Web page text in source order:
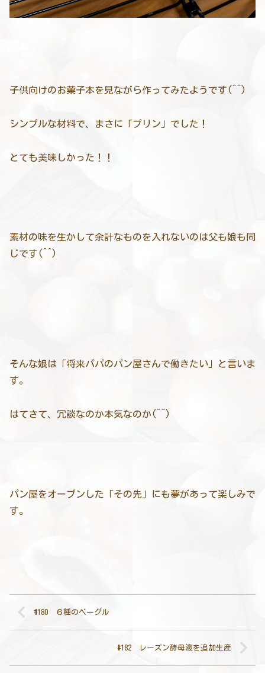
子供向けのお菓子本を見ながら作ってみたようです(^^)
シンプルな材料で、まさに「プリン」でした！
とても美味しかった！！
素材の味を生かして余計なものを入れないのは父も娘も同
じです(^^)
そんな娘は「将来パパのパン屋さんで働きたい」と言いま
す。
はてさて、冗談なのか本気なのか(^^)
パン屋をオープンした「その先」にも夢があって楽しみで
す。
#180 ６種のベーグル
#182 レーズン酵母液を追加生産